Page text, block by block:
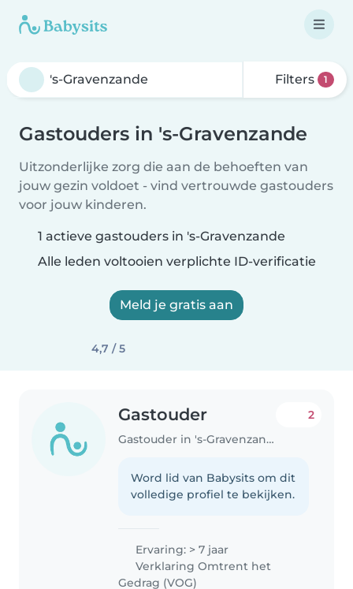
Filters 1
Gastouders in 's-Gravenzande
Uitzonderlijke zorg die aan de behoeften van
jouw gezin voldoet - vind vertrouwde gastouders
voor jouw kinderen.
1 actieve gastouders in 's-Gravenzande
Alle leden voltooien verplichte ID-verificatie
Meld je gratis aan
4,7 / 5
Gastouder
Gastouder in 's-Gravenzande
2
Word lid van Babysits om dit
volledige profiel te bekijken.
Ervaring: > 7 jaar
Verklaring Omtrent het
Gedrag (VOG)